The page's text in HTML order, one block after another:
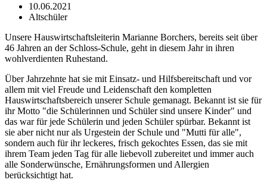
10.06.2021
Altschüler
Unsere Hauswirtschaftsleiterin Marianne Borchers, bereits seit über
46 Jahren an der Schloss-Schule, geht in diesem Jahr in ihren
wohlverdienten Ruhestand.
Über Jahrzehnte hat sie mit Einsatz- und Hilfsbereitschaft und vor
allem mit viel Freude und Leidenschaft den kompletten
Hauswirtschaftsbereich unserer Schule gemanagt. Bekannt ist sie für
ihr Motto "die Schülerinnen und Schüler sind unsere Kinder" und
das war für jede Schülerin und jeden Schüler spürbar. Bekannt ist
sie aber nicht nur als Urgestein der Schule und "Mutti für alle",
sondern auch für ihr leckeres, frisch gekochtes Essen, das sie mit
ihrem Team jeden Tag für alle liebevoll zubereitet und immer auch
alle Sonderwünsche, Ernährungsformen und Allergien
berücksichtigt hat.